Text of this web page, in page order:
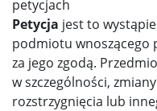
petycjach
Petycja jest to
podmiotu wnoszącego
za jego zgodą.
w szczególności,
rozstrzygnięcia lub